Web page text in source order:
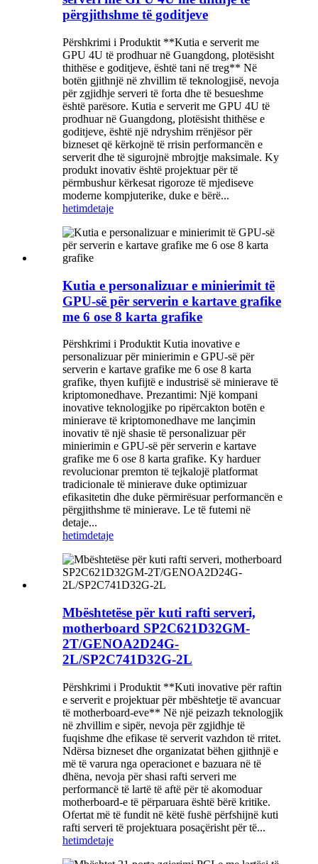
përgjithshme të goditjeve
Përshkrimi i Produktit **Kutia e serverit me
GPU 4U të prodhuar në Guangdong, plotësisht
thithëse e goditjeve, është tani në treg** Në
botën gjithnjë në zhvillim të teknologjisë, nevoja
për zgjidhje serveri të forta dhe të besueshme
është parësore. Kutia e serverit me GPU 4U të
prodhuar në Guangdong, plotësisht thithëse e
goditjeve, është një ndryshim rrënjësor për
bizneset që kërkojnë të rrisin performancën e
serverit dhe të sigurojnë mbrojtje maksimale. Ky
produkt inovativ është projektuar për të
përmbushur kërkesat rigoroze të mjediseve
moderne kompjuterike, duke e bërë...
hetimdetaje
Kutia e personalizuar e minierimit të
GPU-së për serverin e kartave grafike
me 6 ose 8 karta grafike
Përshkrimi i Produktit Kutia inovative e
personalizuar për minierimin e GPU-së për
serverin e kartave grafike me 6 ose 8 karta
grafike, thyen kufijtë e industrisë së minierave të
kriptomonedhave. Prezantimi: Një kompani
inovative teknologjike po ripërcakton botën e
minierave të kriptomonedhave me lançimin
inovativ të një shasie të personalizuar për
minierimin e GPU-së për serverin e kartave
grafike me 6 ose 8 karta grafike. Ky harduer
revolucionar premton të tejkalojë platformat
tradicionale të minierave duke optimizuar
efikasitetin dhe duke përmirësuar performancën e
përgjithshme të minierave. Le të futemi në
detaje...
hetimdetaje
Mbështetëse për kuti rafti serveri,
motherboard SP2C621D32GM-
2T/GENOA2D24G-
2L/SP2C741D32G-2L
Përshkrimi i Produktit **Kuti inovative për raftin
e serverit e projektuar për mbështetje të avancuar
të motherboard-eve** Në një peizazh teknologjik
në zhvillim e sipër, nevoja për zgjidhje të
fuqishme dhe efikase të serverit vazhdon të rritet.
Ndërsa bizneset dhe organizatat bëhen gjithnjë e
më të varura nga operacionet e bazuara në të
dhëna, nevoja për shasi rafti serveri me
performancë të lartë të aftë për të akomoduar
motherboard-e të përparuara është bërë kritike.
Ofertat më të fundit në këtë fushë përfshijnë kuti
rafti serveri të projektuara posaçërisht për të...
hetimdetaje